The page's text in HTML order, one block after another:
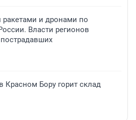
ракетами и дронами по
Власти регионов
Красном Бору горит склад